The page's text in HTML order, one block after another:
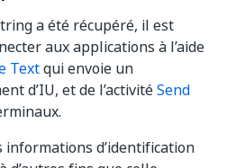
a été récupéré, il est
aux applications à l’aide
Textqui envoie un
d’IU, et de l’activitéSend
d’identification